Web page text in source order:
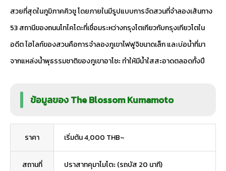
สวยที่สุดในภูมิภาคคิวชู โดยภายในมีรูปแบบการจัดสวนที่จำลองเส้นทาง
53 สถานีของถนนโทไคโดะที่เชื่อมระหว่างกรุงโตเกียวกับกรุงเกียวโตใน
อดีต ไฮไลท์ของสวนคือการจำลองภูเขาไฟฟูจิขนาดเล็ก และบ่อน้ำที่มา
จากแหล่งน้ำพุธรรมชาติของภูเขาอาโซะ ทำให้มีน้ำใสสะอาดตลอดทั้งปี
ข้อมูลของ The Blossom Kumamoto
ราคา เริ่มต้น 4,000 THB~
สถานที่
ปราสาทคุมาโมโตะ (รถบัส 20 นาที)